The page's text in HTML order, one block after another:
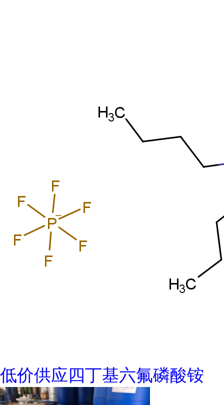
低价供应四丁基六氟磷酸铵